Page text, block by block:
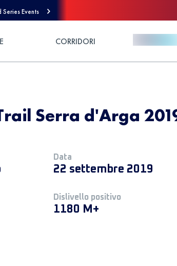
Events
CORRIDORI
Serra d'Arga
Data
22 settembre 2019
Dislivello positivo
1180 M+